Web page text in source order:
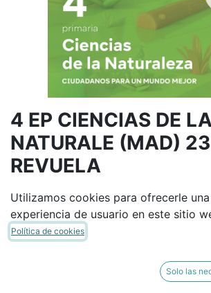
4 EP CIENCIAS DE LA
NATURALE (MAD) 23
REVUELA
SM 9788498560831
(0 reseña)
36,07€ 42,44
Utilizamos cookies para ofrecerle
experiencia de usuario en este sitio
Política de cookies
Solo las